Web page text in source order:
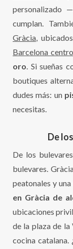
personalizado
cumplan.
Gràcia,
Barcelona centro
oro. Si sueñas
boutiques
dudes más: un
necesitas.
De
De los
bulevares.
peatonales y
en Gràcia de
ubicaciones
de la plaza de
cocina catalana.